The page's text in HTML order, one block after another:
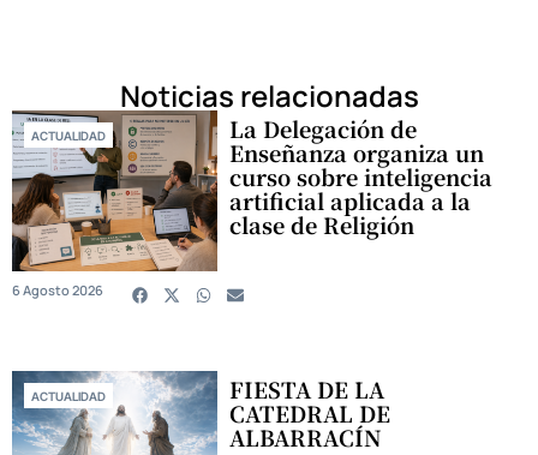
Noticias relacionadas
ACTUALIDAD La Delegación de
Enseñanza organiza un
curso sobre inteligencia
artificial aplicada a la
clase de Religión
6 Agosto 2026
ACTUALIDAD FIESTA DE LA
CATEDRAL DE
ALBARRACÍN